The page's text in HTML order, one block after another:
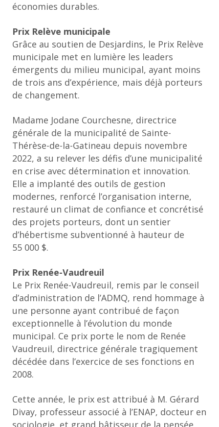
économies durables.
Prix Relève municipale
Grâce au soutien de Desjardins, le Prix Relève
municipale met en lumière les leaders
émergents du milieu municipal, ayant moins
de trois ans d’expérience, mais déjà porteurs
de changement.
Madame Jodane Courchesne, directrice
générale de la municipalité de Sainte-
Thérèse-de-la-Gatineau depuis novembre
2022, a su relever les défis d’une municipalité
en crise avec détermination et innovation.
Elle a implanté des outils de gestion
modernes, renforcé l’organisation interne,
restauré un climat de confiance et concrétisé
des projets porteurs, dont un sentier
d’hébertisme subventionné à hauteur de
55 000 $.
Prix Renée-Vaudreuil
Le Prix Renée-Vaudreuil, remis par le conseil
d’administration de l’ADMQ, rend hommage à
une personne ayant contribué de façon
exceptionnelle à l’évolution du monde
municipal. Ce prix porte le nom de Renée
Vaudreuil, directrice générale tragiquement
décédée dans l’exercice de ses fonctions en
2008.
Cette année, le prix est attribué à M. Gérard
Divay, professeur associé à l’ENAP, docteur en
sociologie, et grand bâtisseur de la pensée